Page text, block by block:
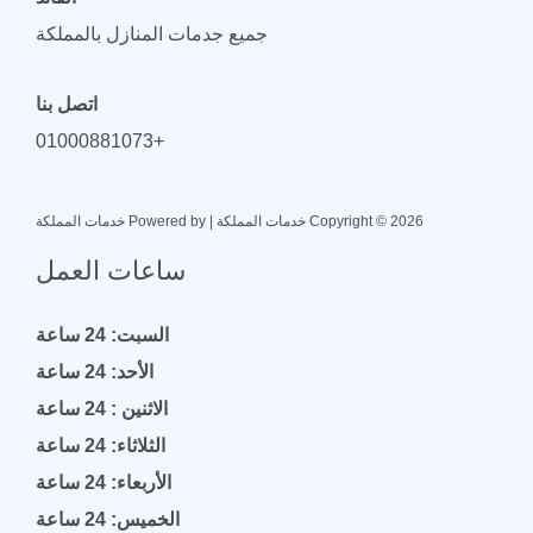
جميع جدمات المنازل بالمملكة
اتصل بنا
+01000881073
Copyright © 2026 خدمات المملكة | Powered by خدمات المملكة
ساعات العمل
السبت: 24 ساعة
الأحد: 24 ساعة
الاثنين : 24 ساعة
الثلاثاء: 24 ساعة
الأربعاء: 24 ساعة
الخميس: 24 ساعة